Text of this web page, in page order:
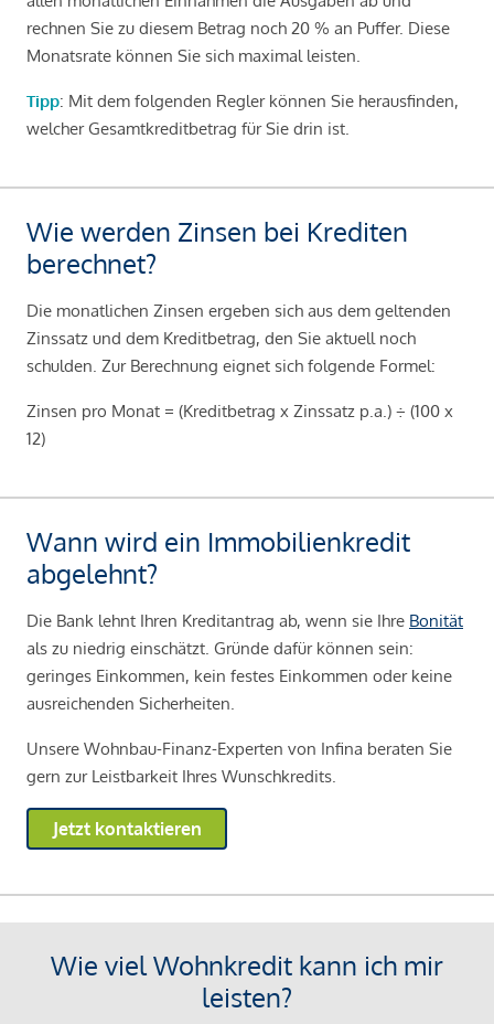
rechnen Sie zu diesem Betrag noch 20 % an Puffer. Diese
Monatsrate können Sie sich maximal leisten.
Tipp: Mit dem folgenden Regler können Sie herausfinden,
welcher Gesamtkreditbetrag für Sie drin ist.
Wie werden Zinsen bei Krediten
berechnet?
Die monatlichen Zinsen ergeben sich aus dem geltenden
Zinssatz und dem Kreditbetrag, den Sie aktuell noch
schulden. Zur Berechnung eignet sich folgende Formel:
Zinsen pro Monat = (Kreditbetrag x Zinssatz p.a.) ÷ (100 x
12)
Wann wird ein Immobilienkredit
abgelehnt?
Die Bank lehnt Ihren Kreditantrag ab, wenn sie Ihre Bonität
als zu niedrig einschätzt. Gründe dafür können sein:
geringes Einkommen, kein festes Einkommen oder keine
ausreichenden Sicherheiten.
Unsere Wohnbau-Finanz-Experten von Infina beraten Sie
gern zur Leistbarkeit Ihres Wunschkredits.
Jetzt kontaktieren
Wie viel Wohnkredit kann ich mir
leisten?